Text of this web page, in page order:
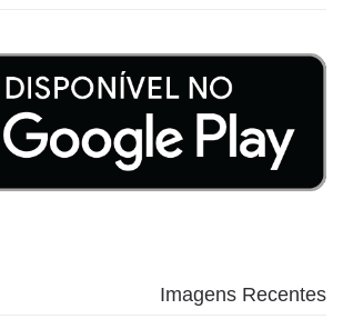
Imagens Recentes